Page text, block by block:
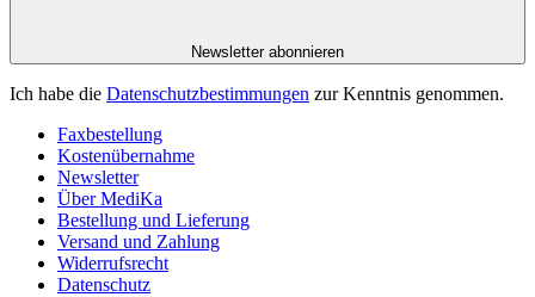
Newsletter abonnieren
Ich habe die Datenschutzbestimmungen zur Kenntnis genommen.
Faxbestellung
Kostenübernahme
Newsletter
Über MediKa
Bestellung und Lieferung
Versand und Zahlung
Widerrufsrecht
Datenschutz